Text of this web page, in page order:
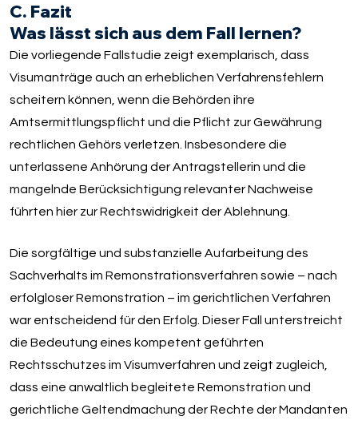
C. Fazit
Was lässt sich aus dem Fall lernen?
Die vorliegende Fallstudie zeigt exemplarisch, dass
Visumanträge auch an erheblichen Verfahrensfehlern
scheitern können, wenn die Behörden ihre
Amtsermittlungspflicht und die Pflicht zur Gewährung
rechtlichen Gehörs verletzen. Insbesondere die
unterlassene Anhörung der Antragstellerin und die
mangelnde Berücksichtigung relevanter Nachweise
führten hier zur Rechtswidrigkeit der Ablehnung.
Die sorgfältige und substanzielle Aufarbeitung des
Sachverhalts im Remonstrationsverfahren sowie – nach
erfolgloser Remonstration – im gerichtlichen Verfahren
war entscheidend für den Erfolg. Dieser Fall unterstreicht
die Bedeutung eines kompetent geführten
Rechtsschutzes im Visumverfahren und zeigt zugleich,
dass eine anwaltlich begleitete Remonstration und
gerichtliche Geltendmachung der Rechte der Mandanten